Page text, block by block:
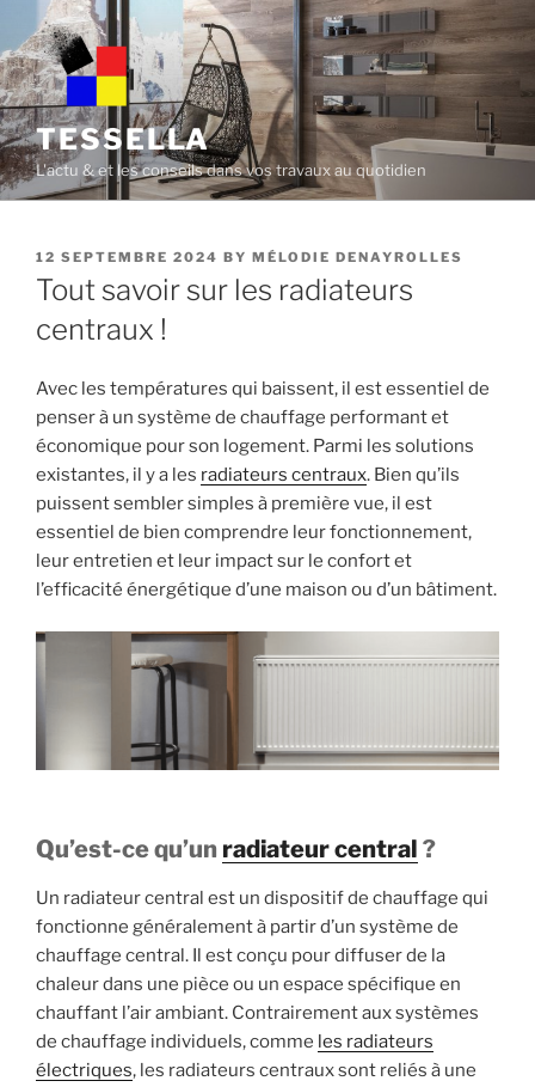
content
TESSELLA
L'actu & et les conseils dans vos travaux au quotidien
POSTED
ON
12 SEPTEMBRE 2024 BY MÉLODIE DENAYROLLES
Tout savoir sur les radiateurs
centraux !
Avec les températures qui baissent, il est essentiel de
penser à un système de chauffage performant et
économique pour son logement. Parmi les solutions
existantes, il y a les radiateurs centraux. Bien qu’ils
puissent sembler simples à première vue, il est
essentiel de bien comprendre leur fonctionnement,
leur entretien et leur impact sur le confort et
l’efficacité énergétique d’une maison ou d’un bâtiment.
Qu’est-ce qu’un radiateur central ?
Un radiateur central est un dispositif de chauffage qui
fonctionne généralement à partir d’un système de
chauffage central. Il est conçu pour diffuser de la
chaleur dans une pièce ou un espace spécifique en
chauffant l’air ambiant. Contrairement aux systèmes
de chauffage individuels, comme les radiateurs
électriques, les radiateurs centraux sont reliés à une